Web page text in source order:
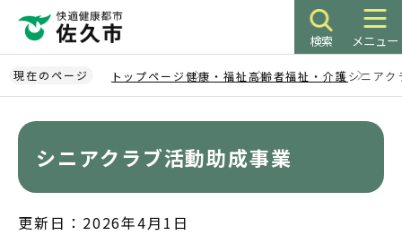
ペ
ー
ジ
検索 メニュー
現在のページ トップページ健康・福祉高齢者福祉・介護シニアク
シニアクラブ活動助成事業
更新日：2026年4月1日